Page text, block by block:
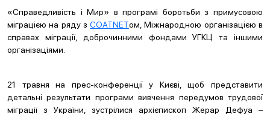
«Справедливість і Мир» в програмі боротьби з примусовою
міграцією на ряду зСОATNETом, Міжнародною організацією в
справах міграції, доброчинними фондами УГКЦ та іншими
організаціями.
21 травня на прес-конференції у Києві, щоб представити
детальні результати програми вивчення передумов трудової
міграції з України, зустрілися архієпископ Жерар Дефуа –